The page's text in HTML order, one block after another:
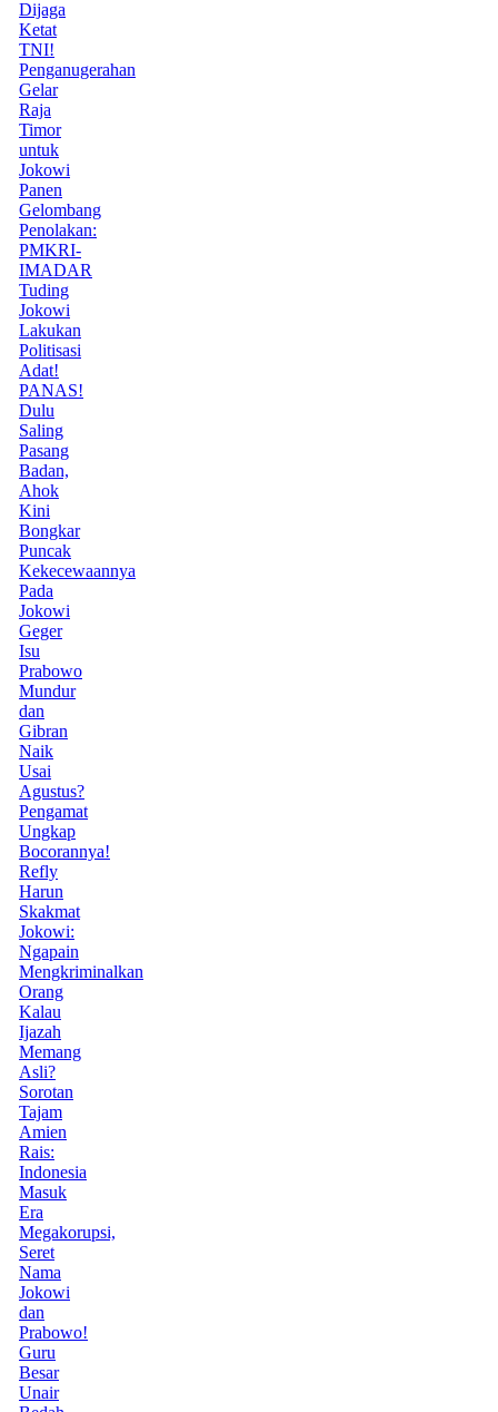
Dijaga
Ketat
TNI!
Penganugerahan
Gelar
Raja
Timor
untuk
Jokowi
Panen
Gelombang
Penolakan:
PMKRI-
IMADAR
Tuding
Jokowi
Lakukan
Politisasi
Adat!
PANAS!
Dulu
Saling
Pasang
Badan,
Ahok
Kini
Bongkar
Puncak
Kekecewaannya
Pada
Jokowi
Geger
Isu
Prabowo
Mundur
dan
Gibran
Naik
Usai
Agustus?
Pengamat
Ungkap
Bocorannya!
Refly
Harun
Skakmat
Jokowi:
Ngapain
Mengkriminalkan
Orang
Kalau
Ijazah
Memang
Asli?
Sorotan
Tajam
Amien
Rais:
Indonesia
Masuk
Era
Megakorupsi,
Seret
Nama
Jokowi
dan
Prabowo!
Guru
Besar
Unair